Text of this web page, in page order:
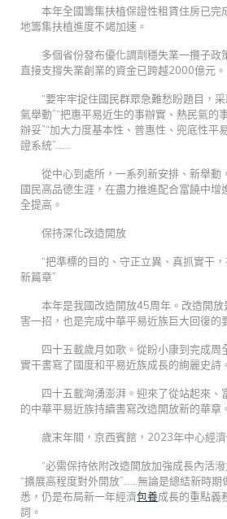
本年全國籌集扶植保證性租賃住房已
地籌集扶植進度不竭加速。
多個省份發布優化調劑穩失業一攬子政
直接支撐失業創業的資金已跨越2000億元。
“要牢牢捉住國民群眾急難愁盼題目，
氣舉動”“把惠平易近生的事辦實、熱民氣的
辦妥”“加大力度基本性、普惠性、兜底性平
證系統”……
從中心到處所，一系列新安排、新舉動
國民高品德生涯，在盡力推進配合富饒中增
全提高。
保持深化改造開放
“把準標的目的、守正立異、真抓實干
新篇章”
本年是我國改造開放45周年。改造開
害一招，也是完成中華平易近族巨大回復的
四十五載歲月如歌。從盼小康到完成周
實干書寫了國度和平易近族成長的絢麗史詩
四十五載洶湧澎湃。迎來了從站起來、
的中華平易近族持續書寫改造開放新的華章
歲末年關，京西賓館，2023年中心經
“必需保持依附改造開放加強成長內活
“擴展高程度對外開放”……無論是總結新時
悉，仍是布局新一年經濟包養成長的重點義
詞。